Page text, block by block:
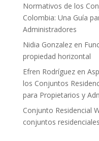
Normativos de los
Colombia: Una Guía
Administradores
Nidia Gonzalezen
propiedad horizontal
Efren Rodríguezen
los Conjuntos
para Propietarios y
Conjunto Residencial
conjuntos